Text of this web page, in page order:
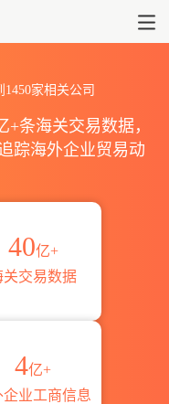
1450家相关公司
条海关交易数据，
踪海外企业贸易动
40亿+
关交易数据
4亿+
企业工商信息